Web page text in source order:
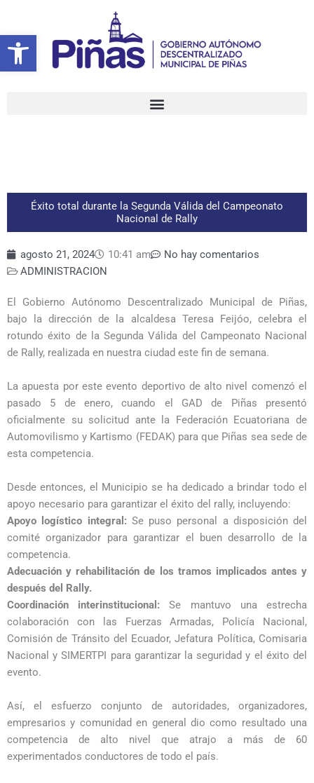
Abrir barra de herramientas
contenido
Éxito total durante la Segunda Válida del Campeonato
Nacional de Rally
agosto 21, 2024 10:41 am
No hay comentarios
ADMINISTRACION
El Gobierno Autónomo Descentralizado Municipal de Piñas,
bajo la dirección de la alcaldesa Teresa Feijóo, celebra el
rotundo éxito de la Segunda Válida del Campeonato Nacional
de Rally, realizada en nuestra ciudad este fin de semana.
La apuesta por este evento deportivo de alto nivel comenzó el
pasado 5 de enero, cuando el GAD de Piñas presentó
oficialmente su solicitud ante la Federación Ecuatoriana de
Automovilismo y Kartismo (FEDAK) para que Piñas sea sede de
esta competencia.
Desde entonces, el Municipio se ha dedicado a brindar todo el
apoyo necesario para garantizar el éxito del rally, incluyendo:
Apoyo logístico integral: Se puso personal a disposición del
comité organizador para garantizar el buen desarrollo de la
competencia.
Adecuación y rehabilitación de los tramos implicados antes y
después del Rally.
Coordinación interinstitucional:Se mantuvo una estrecha
colaboración con las Fuerzas Armadas, Policía Nacional,
Comisión de Tránsito del Ecuador, Jefatura Política, Comisaria
Nacional y SIMERTPI para garantizar la seguridad y el éxito del
evento.
Así, el esfuerzo conjunto de autoridades, organizadores,
empresarios y comunidad en general dio como resultado una
competencia de alto nivel que atrajo a más de 60
experimentados conductores de todo el país.